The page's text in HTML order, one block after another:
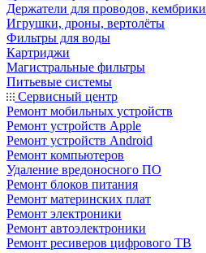
Держатели для проводов, кембрики
Игрушки, дроны, вертолёты
Фильтры для воды
Картриджи
Магистральные фильтры
Питьевые системы
Сервисный центр
Ремонт мобильных устройств
Ремонт устройств Apple
Ремонт устройств Android
Ремонт компьютеров
Удаление вредоносного ПО
Ремонт блоков питания
Ремонт материнских плат
Ремонт электроники
Ремонт автоэлектроники
Ремонт ресиверов цифрового ТВ